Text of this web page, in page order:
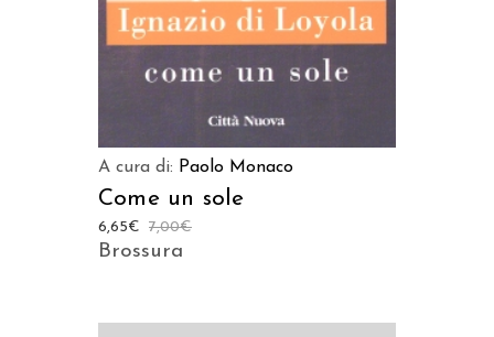
A cura di: Paolo Monaco
Come un sole
7,00€
6,65€
Brossura